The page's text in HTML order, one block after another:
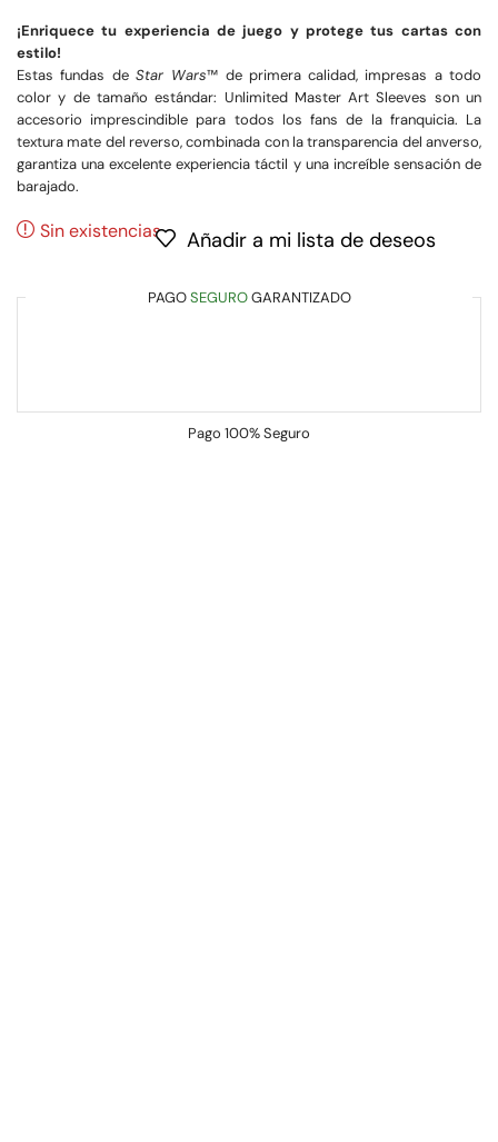
¡Enriquece tu experiencia de juego y protege tus cartas con
estilo!
Estas fundas de Star Wars™ de primera calidad, impresas a todo
color y de tamaño estándar: Unlimited Master Art Sleeves son un
accesorio imprescindible para todos los fans de la franquicia. La
textura mate del reverso, combinada con la transparencia del anverso,
garantiza una excelente experiencia táctil y una increíble sensación de
barajado.
Sin existencias Añadir a mi lista de deseos
PAGOSEGUROGARANTIZADO
Pago 100% Seguro